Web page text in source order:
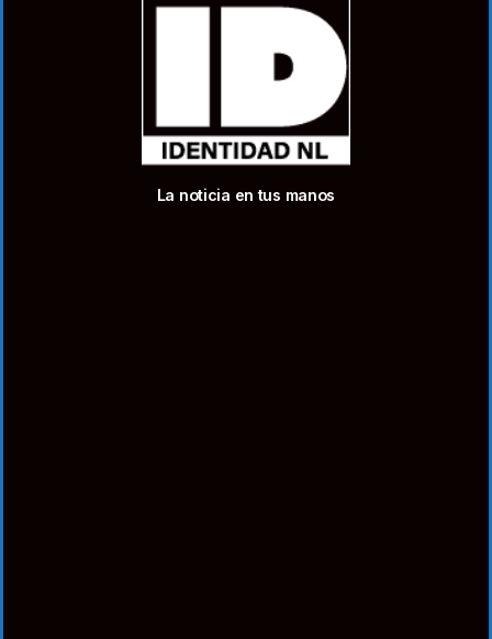
La noticia en tus manos